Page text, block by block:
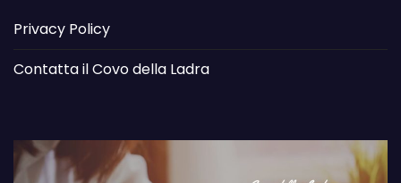
Privacy Policy
Contatta il Covo della Ladra